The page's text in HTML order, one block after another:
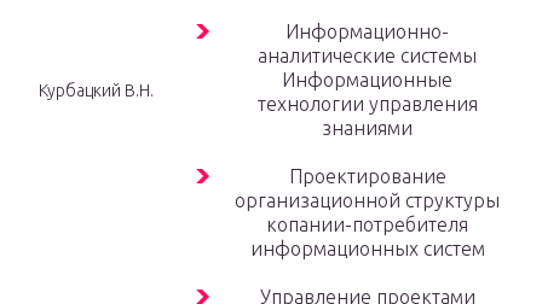
Курбацкий В.Н.
Информационно-
аналитические системы
Информационные
технологии управления
знаниями
Проектирование
организационной структуры
копании-потребителя
информационных систем
Управление проектами